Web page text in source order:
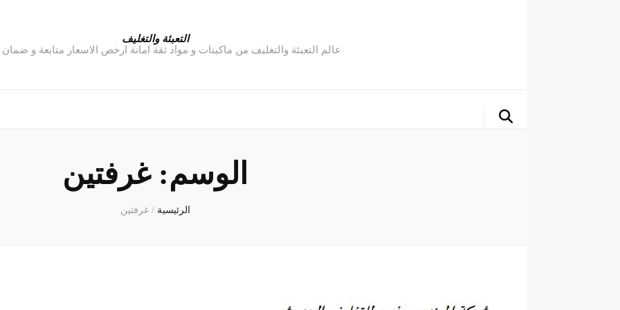
التعبئة والتغليف
عالم التعبئة والتغليف من ماكينات و مواد ثقة امانة ارخص الاسعار متابعة و
الوسم:غرفتين
الرئيسية / غرفتين